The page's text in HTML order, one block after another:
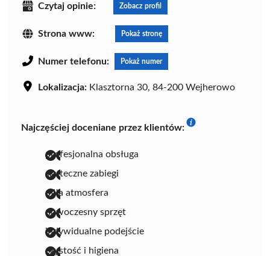
Czytaj opinie: Zobacz profil
Strona www: Pokaż stronę
Numer telefonu: Pokaż numer
Lokalizacja: Klasztorna 30, 84-200 Wejherowo
Najczęściej doceniane przez klientów:
profesjonalna obsługa
skuteczne zabiegi
miła atmosfera
nowoczesny sprzęt
indywidualne podejście
czystość i higiena